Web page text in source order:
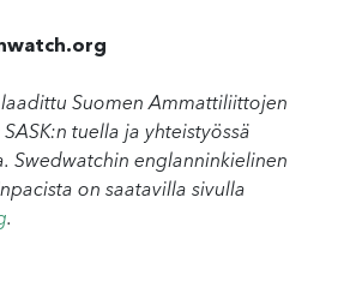
Suomen Ammattiliittojen
tuella ja yhteistyössä
Swedwatchin englanninkielinen
on saatavilla sivulla
.